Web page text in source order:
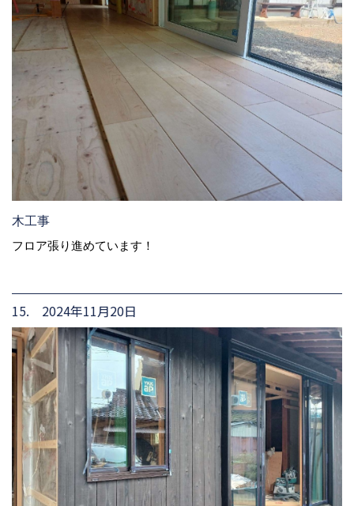
木工事
フロア張り進めています！
15. 2024年11月20日